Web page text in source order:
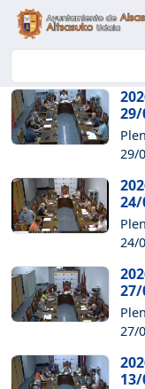
Buscador
29/
29/
24/
24/
27/
27/